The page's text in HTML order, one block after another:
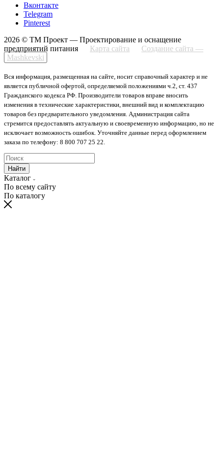
Вконтакте
Telegram
Pinterest
2026 © ТМ Проект — Проектирование и оснащение
предприятий питания
Карта сайта
Создание сайта —
Mashkevski
Вся информация, размещенная на сайте, носит справочный характер и не
является публичной офертой, определяемой положениями ч.2, ст. 437
Гражданского кодекса РФ. Производители товаров вправе вносить
изменения в технические характеристики, внешний вид и комплектацию
товаров без предварительного уведомления. Администрация сайта
стремится предоставлять актуальную и своевременную информацию, но не
исключает возможность ошибок. Уточняйте данные перед оформлением
заказа по телефону: 8 800 707 25 22.
Найти
Каталог
По всему сайту
По каталогу